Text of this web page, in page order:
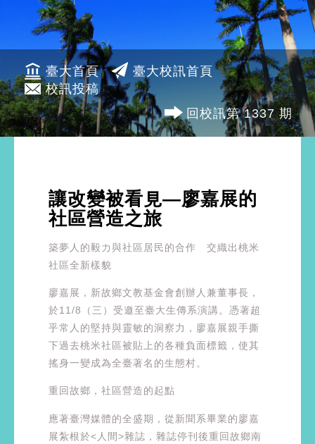
臺大首頁
臺大校訊首頁
校訊投稿
回校訊第 1337 期
讓改變被看見—廖嘉展的
社區營造之旅
築夢人的毅力與社區居民的合作 交織出桃米
社區全新樣貌
廖嘉展，新故鄉文教基金會創辦人兼董事長，
於11/8（三）受邀至臺大生傳系演講。憑著超
乎常人的堅持與靈敏的洞察力，廖嘉展親手撕
下過去桃米社區被貼上的各種負面標籤，使其
搖身一變成為全臺著名的生態村。
重回故鄉，社區營造的起點
應著臺灣媒體的全盛期，從新聞系畢業的廖嘉
展紮根於<人間>雜誌，雜誌停刊後重回故鄉南